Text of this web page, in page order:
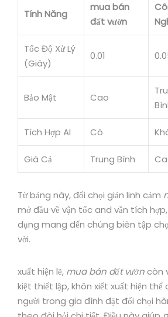
Tính Năng
mua bán
đất vườn
Tốc Độ Xử Lý
(Giây)
0.01
Bảo Mật Cao
Tích Hợp AI Có
Giá Cả Trung Bình
Từ bảng này, đối chọi giản linh cảm
mở đầu về vận tốc and vẫn tích
dụng mang đến chúng biên tập
vời.
xuất hiện lẽ, mua bán đất vườncòn
kiệt thiết lập, khôn xiết xuất hiện thể
người trong gia đình đặt đối chọi